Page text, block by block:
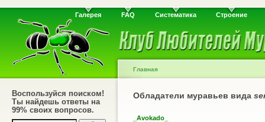
Галерея FAQ Систематика Строение
Воспользуйся поиском!
Ты найдешь ответы на
99% своих вопросов.
Главная
Обладатели муравьев вида
_Avokado_